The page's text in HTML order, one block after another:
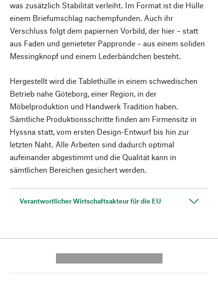
was zusätzlich Stabilität verleiht. Im Format ist die Hülle
einem Briefumschlag nachempfunden. Auch ihr
Verschluss folgt dem papiernen Vorbild, der hier – statt
aus Faden und genieteter Pappronde – aus einem soliden
Messingknopf und einem Lederbändchen besteht.
Hergestellt wird die Tablethülle in einem schwedischen
Betrieb nahe Göteborg, einer Region, in der
Möbelproduktion und Handwerk Tradition haben.
Sämtliche Produktionsschritte finden am Firmensitz in
Hyssna statt, vom ersten Design-Entwurf bis hin zur
letzten Naht. Alle Arbeiten sind dadurch optimal
aufeinander abgestimmt und die Qualität kann in
sämtlichen Bereichen gesichert werden.
Verantwortlicher Wirtschaftsakteur für die EU